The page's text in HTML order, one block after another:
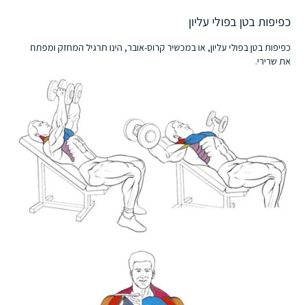
כפיפות בטן בפולי עליון
כפיפות בטן בפולי עליון, או במכשיר קרוס-אובר, הינו תרגיל המחזק ומפתח
את שרירי.